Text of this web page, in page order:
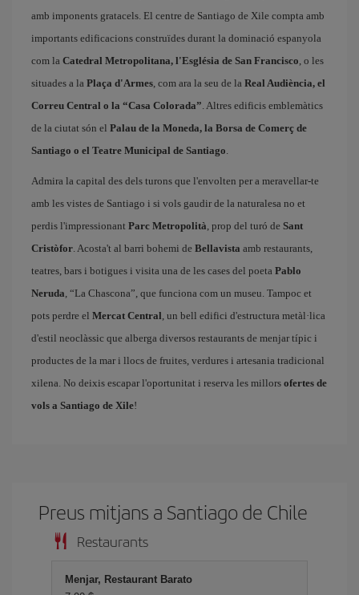
amb imponents gratacels. El centre de Santiago de Xile compta amb
importants edificacions construïdes durant la dominació espanyola
com la Catedral Metropolitana, l'Església de San Francisco, o les
situades a la Plaça d'Armes, com ara la seu de la Real Audiència, el
Correu Central o la “Casa Colorada”. Altres edificis emblemàtics
de la ciutat són el Palau de la Moneda, la Borsa de Comerç de
Santiago o el Teatre Municipal de Santiago.
Admira la capital des dels turons que l'envolten per a meravellar-te
amb les vistes de Santiago i si vols gaudir de la naturalesa no et
perdis l'impressionant Parc Metropolità, prop del turó de Sant
Cristòfor. Acosta't al barri bohemi de Bellavista amb restaurants,
teatres, bars i botigues i visita una de les cases del poeta Pablo
Neruda, “La Chascona”, que funciona com un museu. Tampoc et
pots perdre el Mercat Central, un bell edifici d'estructura metàl·lica
d'estil neoclàssic que alberga diversos restaurants de menjar típic i
productes de la mar i llocs de fruites, verdures i artesania tradicional
xilena. No deixis escapar l'oportunitat i reserva les millors ofertes de
vols a Santiago de Xile!
Preus mitjans a Santiago de Chile
Restaurants
Menjar, Restaurant Barato